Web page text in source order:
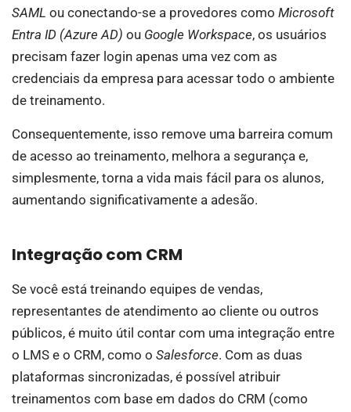
SAML ou conectando-se a provedores como Microsoft
Entra ID (Azure AD) ou Google Workspace, os usuários
precisam fazer login apenas uma vez com as
credenciais da empresa para acessar todo o ambiente
de treinamento.
Consequentemente, isso remove uma barreira comum
de acesso ao treinamento, melhora a segurança e,
simplesmente, torna a vida mais fácil para os alunos,
aumentando significativamente a adesão.
Integração com CRM
Se você está treinando equipes de vendas,
representantes de atendimento ao cliente ou outros
públicos, é muito útil contar com uma integração entre
o LMS e o CRM, como o Salesforce. Com as duas
plataformas sincronizadas, é possível atribuir
treinamentos com base em dados do CRM (como